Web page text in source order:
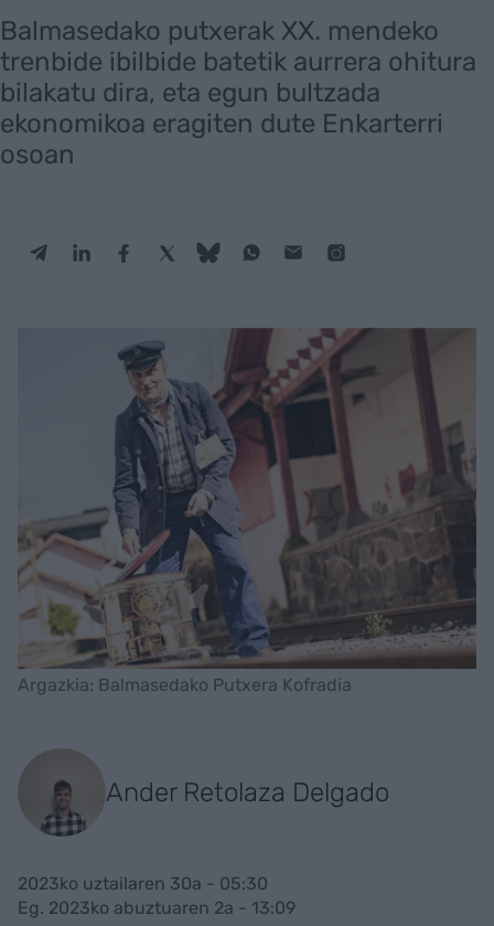
Balmasedako putxerak XX. mendeko
trenbide ibilbide batetik aurrera ohitura
bilakatu dira, eta egun bultzada
ekonomikoa eragiten dute Enkarterri
osoan
Argazkia: Balmasedako Putxera Kofradia
Ander Retolaza Delgado
2023ko uztailaren 30a - 05:30
Eg. 2023ko abuztuaren 2a - 13:09